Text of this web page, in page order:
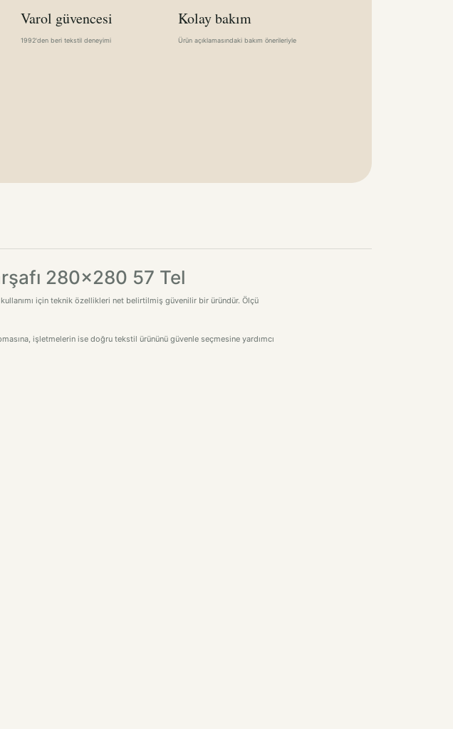
Varol güvencesi
1992'den beri tekstil deneyimi
Kolay bakım
Ürün açıklamasındaki bakım önerileriyle
280x280 57 Tel
için teknik özellikleri net belirtilmiş güvenilir bir üründür. Ölçü
işletmelerin ise doğru tekstil ürününü güvenle seçmesine yardımcı